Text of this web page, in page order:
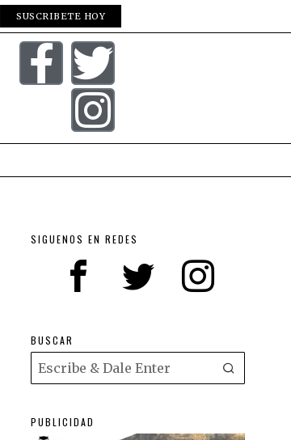
SUSCRIBETE HOY
SIGUENOS EN REDES
BUSCAR
PUBLICIDAD